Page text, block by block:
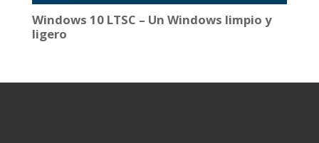
Windows 10 LTSC – Un Windows limpio y
ligero